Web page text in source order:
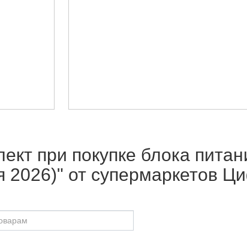
при покупке блока
от супермаркетов